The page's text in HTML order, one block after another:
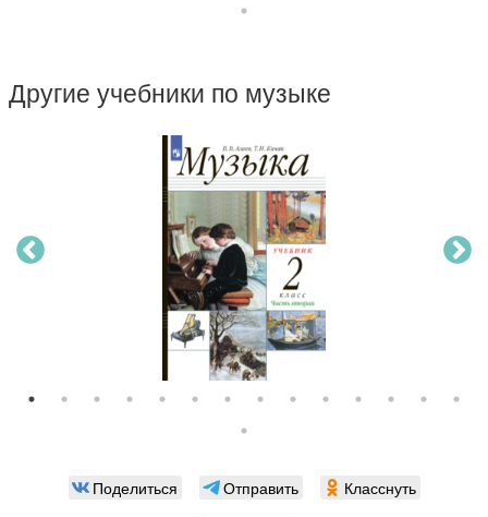
Другие учебники по музыке
Поделиться Отправить
Класснуть